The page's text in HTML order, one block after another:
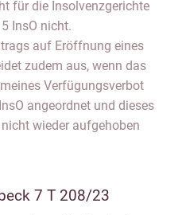
für die Insolvenzgerichte
InsO nicht.
auf Eröffnung eines
zudem aus, wenn das
Verfügungsverbot
angeordnet und dieses
wieder aufgehoben
7 T 208/23